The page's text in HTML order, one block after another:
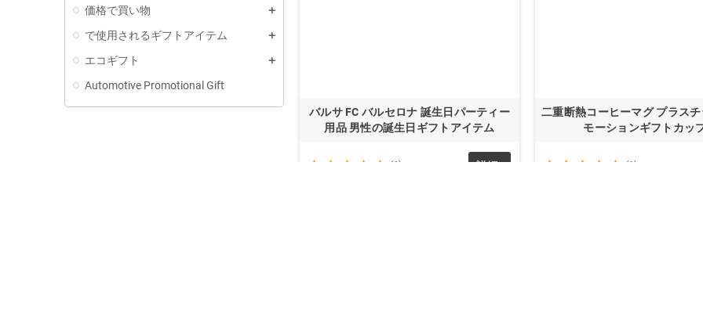
価格で買い物
で使用されるギフトアイテム
エコギフト
Automotive Promotional Gift
バルサ FC バルセロナ 誕生日パーティー
用品 男性の誕生日ギフトアイテム
(1) 詳細
二重断熱コーヒーマグ プラスチ
モーションギフトカッ
(1)